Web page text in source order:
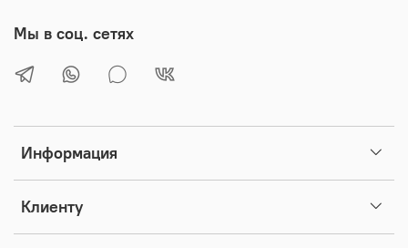
Информация
Клиенту
Мы в соц. сетях